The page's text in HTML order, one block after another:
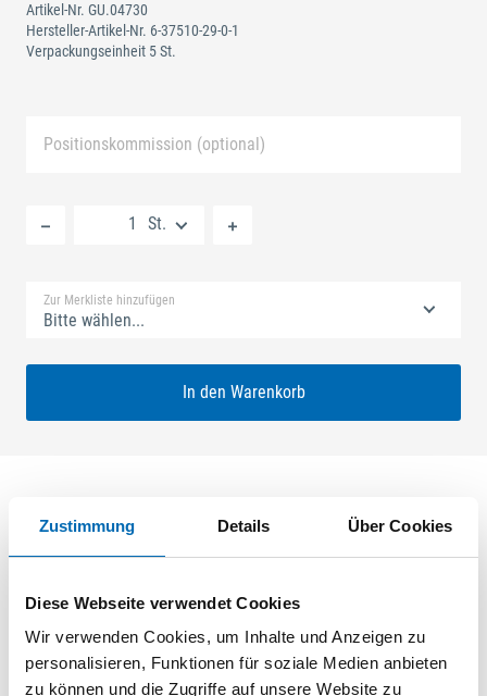
Zustimmung Details Über Cookies
Diese Webseite verwendet Cookies
Wir verwenden Cookies, um Inhalte und Anzeigen zu
personalisieren, Funktionen für soziale Medien anbieten
zu können und die Zugriffe auf unsere Website zu
Artikel-Nr. GU.04730
Hersteller-Artikel-Nr. 6-37510-29-0-1
Verpackungseinheit 5 St.
Positionskommission (optional)
St.
Zur Merkliste hinzufügen
Bitte wählen...
In den Warenkorb
Produktbeschreibung
Flachstulp 24x2,5mm L:1750,0mm Eckig Maße: A1 730,0mm
B1 760,0mm Für Sperrbügel vorgerichtet ferGUard*silber